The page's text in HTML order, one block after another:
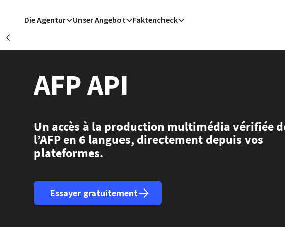
Die Agentur Unser Angebot Faktencheck
Bad Nenndorf (AFP)| 06/
AFP API
Un accès à la production multimédia vérifiée
l’AFP en 6 langues, directement depuis vos
plateformes.
Essayer gratuitement